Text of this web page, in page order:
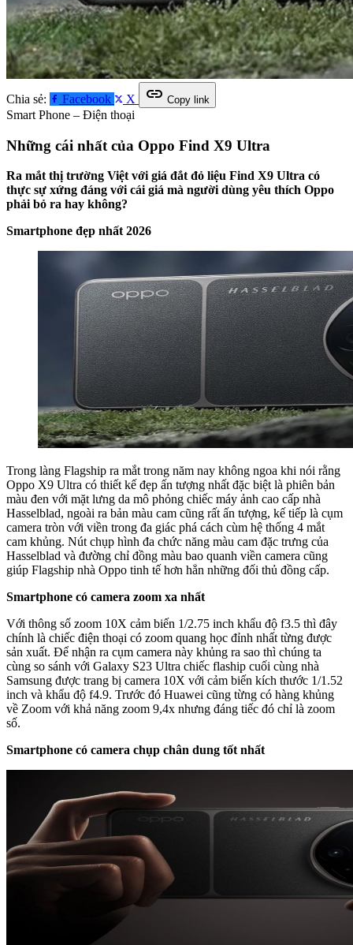
Chia sẻ: Facebook X link Copy link
Smart Phone – Điện thoại
Những cái nhất của Oppo Find X9 Ultra
Ra mắt thị trường Việt với giá đắt đỏ liệu Find X9 Ultra có
thực sự xứng đáng với cái giá mà người dùng yêu thích Oppo
phải bỏ ra hay không?
Smartphone đẹp nhất 2026
Trong làng Flagship ra mắt trong năm nay không ngoa khi nói rằng
Oppo X9 Ultra có thiết kế đẹp ấn tượng nhất đặc biệt là phiên bản
màu đen với mặt lưng da mô phỏng chiếc máy ảnh cao cấp nhà
Hasselblad, ngoài ra bản màu cam cũng rất ấn tượng, kế tiếp là cụm
camera tròn với viền trong đa giác phá cách cùm hệ thống 4 mắt
cam khủng. Nút chụp hình đa chức năng màu cam đặc trưng của
Hasselblad và đường chỉ đồng màu bao quanh viền camera cũng
giúp Flagship nhà Oppo tinh tế hơn hẳn những đối thủ đồng cấp.
Smartphone có camera zoom xa nhất
Với thông số zoom 10X cảm biến 1/2.75 inch khẩu độ f3.5 thì đây
chính là chiếc điện thoại có zoom quang học đỉnh nhất từng được
sản xuất. Để nhận ra cụm camera này khủng ra sao thì chúng ta
cùng so sánh với Galaxy S23 Ultra chiếc flaship cuối cùng nhà
Samsung được trang bị camera 10X với cảm biến kích thước 1/1.52
inch và khẩu độ f4.9. Trước đó Huawei cũng từng có hàng khủng
về Zoom với khả năng zoom 9,4x nhưng đáng tiếc đó chỉ là zoom
số.
Smartphone có camera chụp chân dung tốt nhất